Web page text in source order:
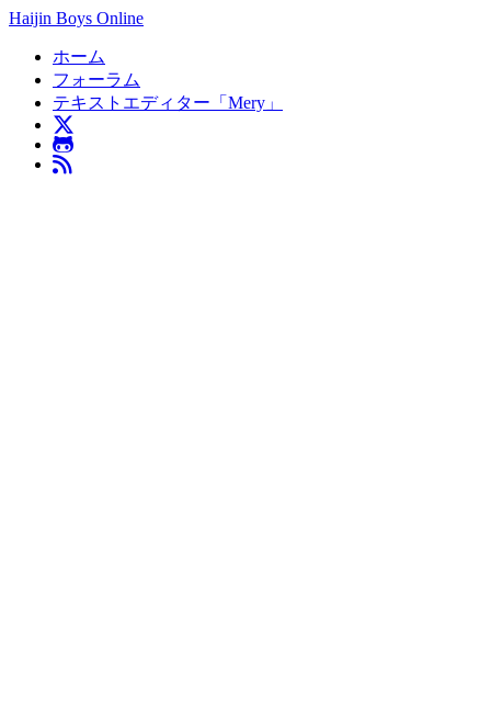
Haijin Boys Online
ホーム
フォーラム
テキストエディター「Mery」